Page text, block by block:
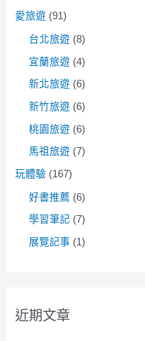
愛旅遊 (91)
台北旅遊 (8)
宜蘭旅遊 (4)
新北旅遊 (6)
新竹旅遊 (6)
桃園旅遊 (6)
馬祖旅遊 (7)
玩體驗 (167)
好書推薦 (6)
學習筆記 (7)
展覽記事 (1)
近期文章